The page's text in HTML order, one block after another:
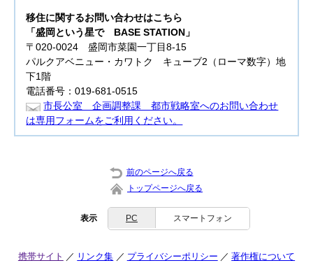
移住に関するお問い合わせはこちら
「盛岡という星で BASE STATION」
〒020-0024 盛岡市菜園一丁目8-15
パルクアベニュー・カワトク キューブ2（ローマ数字）地
下1階
電話番号：019-681-0515
市長公室 企画調整課 都市戦略室へのお問い合わせ
は専用フォームをご利用ください。
前のページへ戻る
トップページへ戻る
表示 PC スマートフォン
携帯サイト リンク集 プライバシーポリシー 著作権について